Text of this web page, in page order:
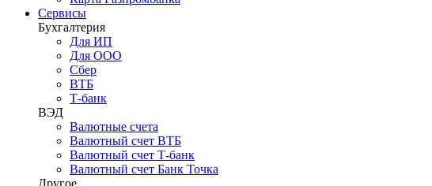
Сервисы
Бухгалтерия
Для ИП
Для ООО
Сбер
ВТБ
Т-банк
ВЭД
Валютные счета
Валютный счет ВТБ
Валютный счет Т-банк
Валютный счет Банк Точка
Другое